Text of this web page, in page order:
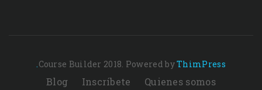
Course Builder 2018. Powered byThimPress.
Quienes somos
Inscríbete
Blog